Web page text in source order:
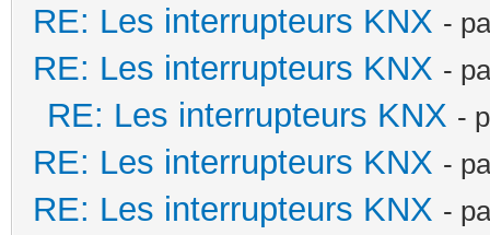
RE: Les interrupteurs KNX -
RE: Les interrupteurs KNX -
RE: Les interrupteurs KNX -
RE: Les interrupteurs KNX -
RE: Les interrupteurs KNX -